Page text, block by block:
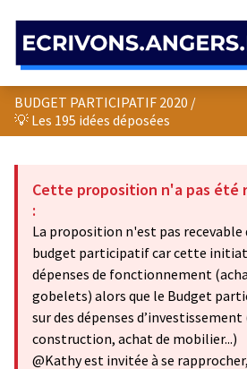
BUDGET PARTICIPATIF 2020 /
💡 Les 195 idées déposées
Cette proposition n'a pas été
:
La proposition n'est pas recevable
budget participatif car cette
dépenses de fonctionnement
gobelets) alors que le Budget
sur des dépenses
construction, achat de mobilier...)
@Kathy est invitée à se